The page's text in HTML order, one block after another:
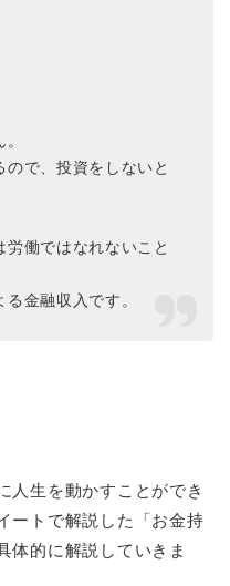
ので、投資をしないと
働ではなれないこと
金融収入です。
人生を動かすことができ
ートで解説した「お金持
体的に解説していきま